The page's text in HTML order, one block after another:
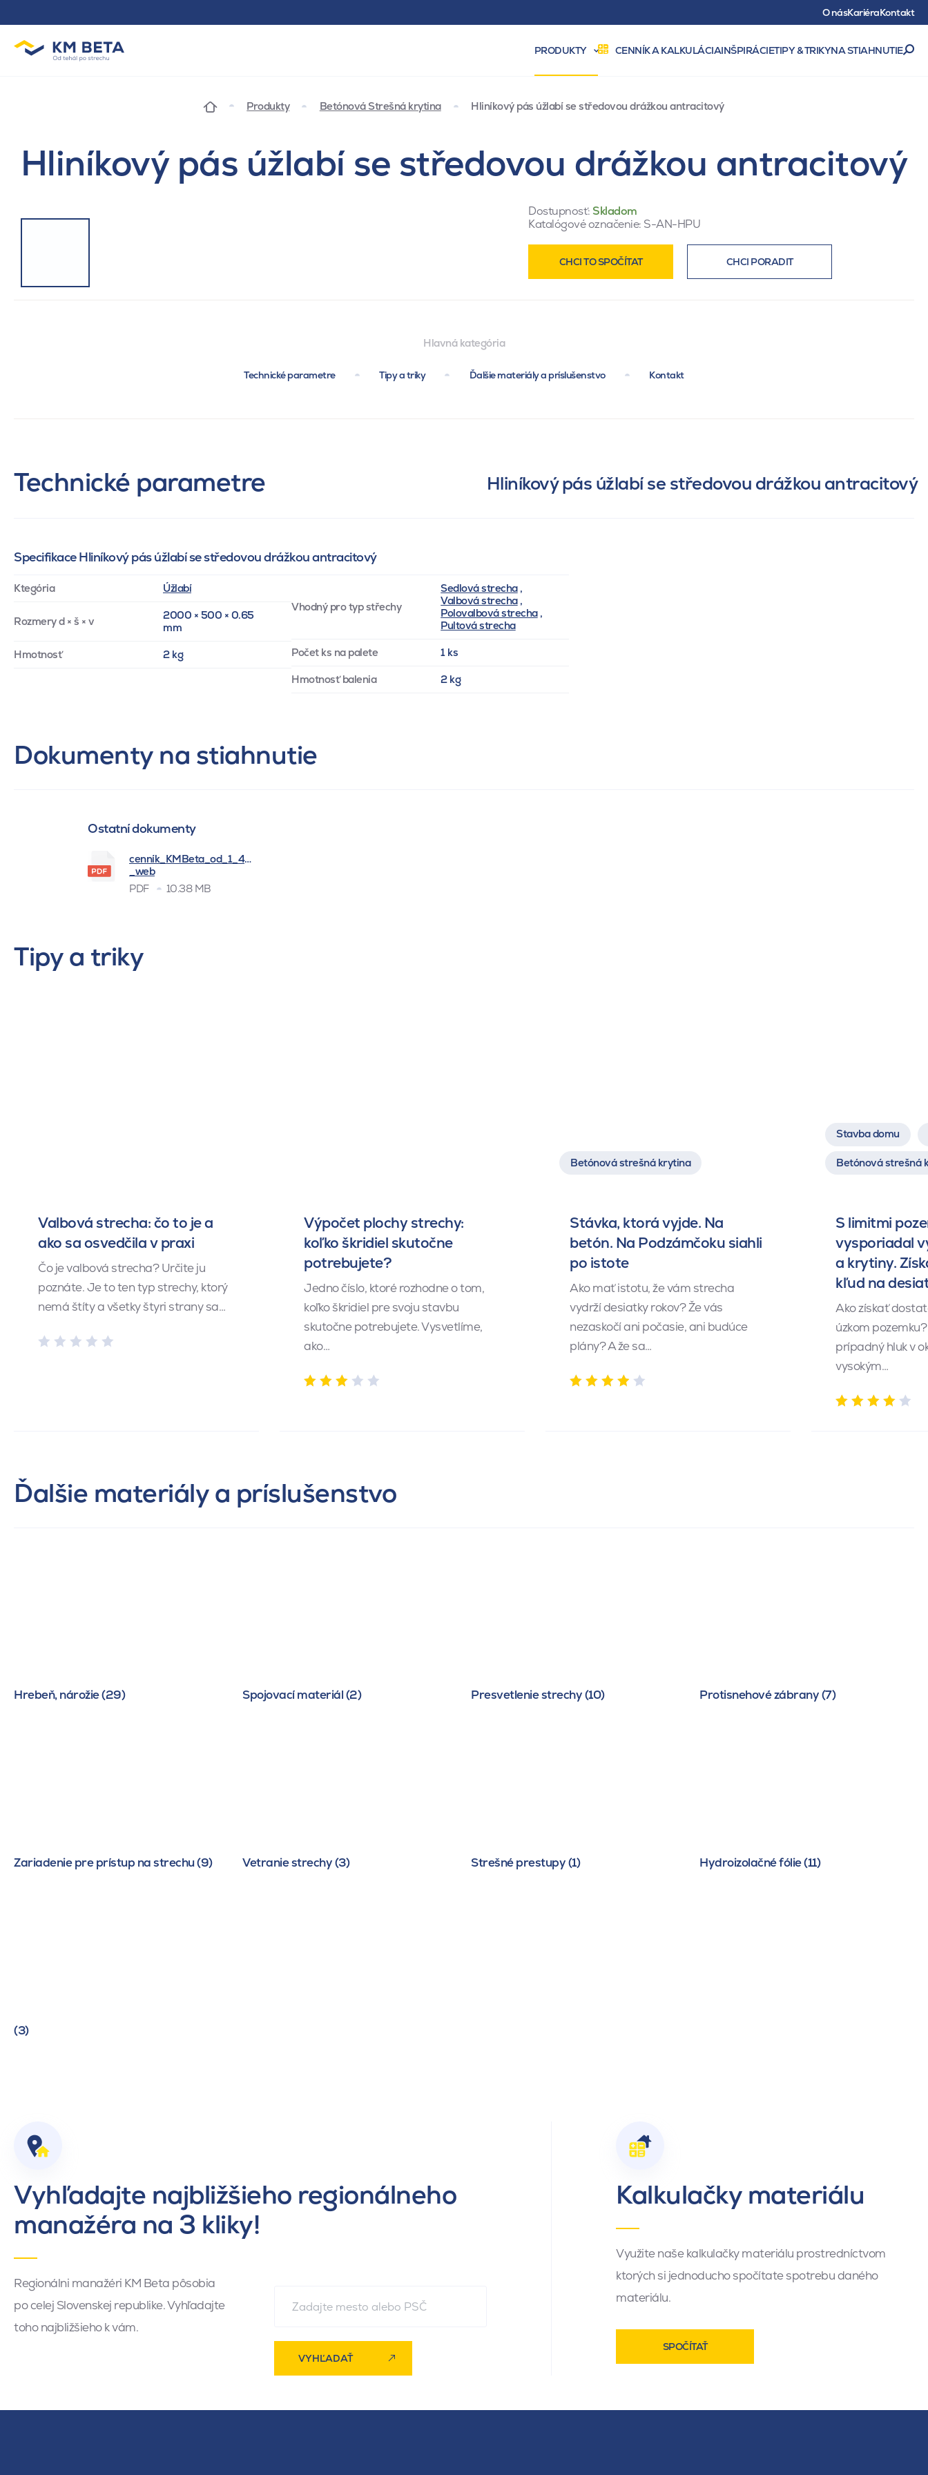
O násKariéraKontakt
PRODUKTY CENNÍK A KALKULÁCIAINŠPIRÁCIETIPY & TRIKYNA STIAHNUTIE
Produkty Betónová Strešná krytina Hliníkový pás úžlabí se středovou drážkou antracitový
Hliníkový pás úžlabí se středovou drážkou antracitový
Dostupnosť: Skladom
Katalógové označenie: S-AN-HPU
CHCI TO SPOČÍTAT CHCI PORADIT
Hlavná kategória
Technické parametre Tipy a triky Ďalšie materiály a príslušenstvo Kontakt
Technické parametre Hliníkový pás úžlabí se středovou drážkou antracitový
Specifikace Hliníkový pás úžlabí se středovou drážkou antracitový
Ktegória Úžlabí
Rozmery d × š × v
2000 × 500 × 0.65
mm
Hmotnosť 2 kg
Vhodný pro typ střechy
Sedlová strecha,
Valbová strecha,
Polovalbová strecha,
Pultová strecha
Počet ks na palete 1 ks
Hmotnosť balenia 2 kg
Dokumenty na stiahnutie
Ostatní dokumenty
cenník_KMBeta_od_1_4_2026
_web
PDF
10.38 MB
Tipy a triky
Valbová strecha: čo to je a
ako sa osvedčila v praxi
Čo je valbová strecha? Určite ju
poznáte. Je to ten typ strechy, ktorý
nemá štíty a všetky štyri strany sa…
Výpočet plochy strechy:
koľko škridiel skutočne
potrebujete?
Jedno číslo, ktoré rozhodne o tom,
koľko škridiel pre svoju stavbu
skutočne potrebujete. Vysvetlíme,
ako…
Betónová strešná krytina
Stávka, ktorá vyjde. Na
betón. Na Podzámčoku siahli
po istote
Ako mať istotu, že vám strecha
vydrží desiatky rokov? Že vás
nezaskočí ani počasie, ani budúce
plány? A že sa…
Stavba domu
Betónová strešná
S limitmi
vysporiadal
a krytiny.
kľud na
Ako získať
úzkom
prípadný hluk v
vysokým…
Ďalšie materiály a príslušenstvo
Hrebeň, nárožie (29) Spojovací materiál (2) Presvetlenie strechy (10) Protisnehové zábrany (7)
Zariadenie pre prístup na strechu (9) Vetranie strechy (3) Strešné prestupy (1) Hydroizolačné fólie (11)
(3)
Vyhľadajte najbližšieho regionálneho
manažéra na 3 kliky!
Regionálni manažéri KM Beta pôsobia
po celej Slovenskej republike. Vyhľadajte
toho najbližšieho k vám.
VYHĽADAŤ
Kalkulačky materiálu
Využite naše kalkulačky materiálu prostredníctvom
ktorých si jednoducho spočítate spotrebu daného
materiálu.
SPOČÍTAŤ